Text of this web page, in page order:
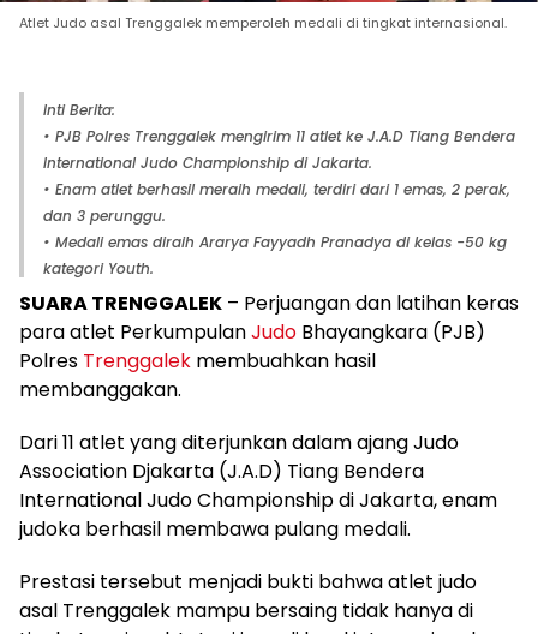
Atlet Judo asal Trenggalek memperoleh medali di tingkat internasional.
Inti Berita:
• PJB Polres Trenggalek mengirim 11 atlet ke J.A.D Tiang Bendera
International Judo Championship di Jakarta.
• Enam atlet berhasil meraih medali, terdiri dari 1 emas, 2 perak,
dan 3 perunggu.
• Medali emas diraih Ararya Fayyadh Pranadya di kelas -50 kg
kategori Youth.
SUARA TRENGGALEK – Perjuangan dan latihan keras
para atlet PerkumpulanJudo Bhayangkara (PJB)
Polres Trenggalek membuahkan hasil
membanggakan.
Dari 11 atlet yang diterjunkan dalam ajang Judo
Association Djakarta (J.A.D) Tiang Bendera
International Judo Championship di Jakarta, enam
judoka berhasil membawa pulang medali.
Prestasi tersebut menjadi bukti bahwa atlet judo
asal Trenggalek mampu bersaing tidak hanya di